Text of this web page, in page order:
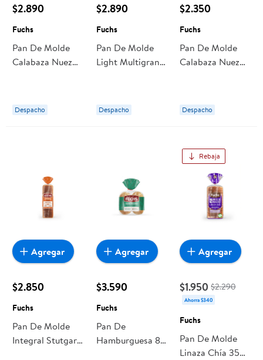
$2.890
Fuchs
Pan De Molde
Calabaza Nuez
Despacho
$2.890
Fuchs
Pan De Molde
Light Multigrano
Despacho
$2.350
Fuchs
Pan De Molde
Calabaza Nuez
Despacho
$2.850
Fuchs
Pan De Molde
Integral Stutgart
Agregar
$3.590
Fuchs
Pan De
Hamburguesa 8
Agregar
Rebaja
$1.950 $2.290
Ahorra $340
Fuchs
Pan De Molde
Linaza Chía 350
Agregar